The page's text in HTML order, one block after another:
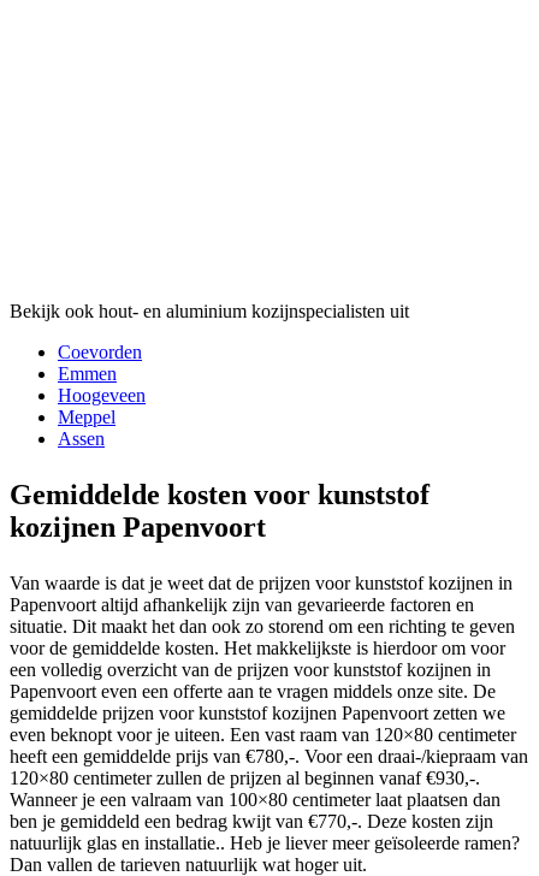
Bekijk ook hout- en aluminium kozijnspecialisten uit
Coevorden
Emmen
Hoogeveen
Meppel
Assen
Gemiddelde kosten voor kunststof
kozijnen Papenvoort
Van waarde is dat je weet dat de prijzen voor kunststof kozijnen in
Papenvoort altijd afhankelijk zijn van gevarieerde factoren en
situatie. Dit maakt het dan ook zo storend om een richting te geven
voor de gemiddelde kosten. Het makkelijkste is hierdoor om voor
een volledig overzicht van de prijzen voor kunststof kozijnen in
Papenvoort even een offerte aan te vragen middels onze site. De
gemiddelde prijzen voor kunststof kozijnen Papenvoort zetten we
even beknopt voor je uiteen. Een vast raam van 120×80 centimeter
heeft een gemiddelde prijs van €780,-. Voor een draai-/kiepraam van
120×80 centimeter zullen de prijzen al beginnen vanaf €930,-.
Wanneer je een valraam van 100×80 centimeter laat plaatsen dan
ben je gemiddeld een bedrag kwijt van €770,-. Deze kosten zijn
natuurlijk glas en installatie.. Heb je liever meer geïsoleerde ramen?
Dan vallen de tarieven natuurlijk wat hoger uit.